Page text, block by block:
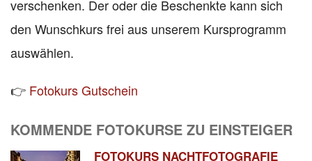
verschenken. Der oder die Beschenkte kann sich
den Wunschkurs frei aus unserem Kursprogramm
auswählen.
👉 Fotokurs Gutschein
KOMMENDE FOTOKURSE ZU EINSTEIGER
FOTOKURS NACHTFOTOGRAFIE